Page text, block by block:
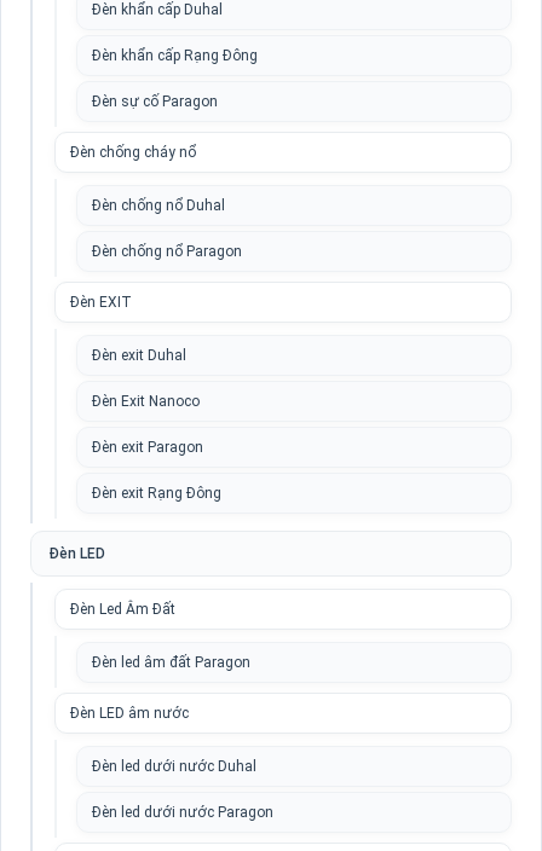
Đèn khẩn cấp Duhal
Đèn khẩn cấp Rạng Đông
Đèn sự cố Paragon
Đèn chống cháy nổ
Đèn chống nổ Duhal
Đèn chống nổ Paragon
Đèn EXIT
Đèn exit Duhal
Đèn Exit Nanoco
Đèn exit Paragon
Đèn exit Rạng Đông
Đèn LED
Đèn Led Âm Đất
Đèn led âm đất Paragon
Đèn LED âm nước
Đèn led dưới nước Duhal
Đèn led dưới nước Paragon